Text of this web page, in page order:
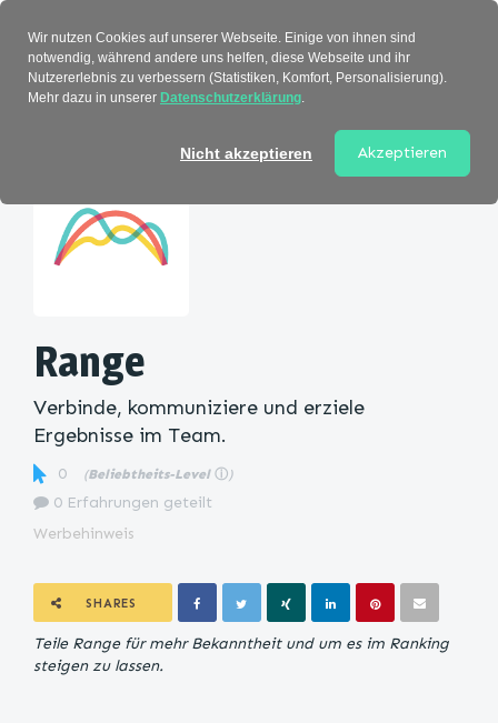
Range
Verbinde, kommuniziere und erziele
Ergebnisse im Team.
0 (Beliebtheits-Level ⓘ )
0 Erfahrungen geteilt
Werbehinweis
SHARES
Teile Range für mehr Bekanntheit und um es im Ranking
steigen zu lassen.
Wir nutzen Cookies auf unserer Webseite. Einige von ihnen sind
notwendig, während andere uns helfen, diese Webseite und ihr
Nutzererlebnis zu verbessern (Statistiken, Komfort, Personalisierung).
Mehr dazu in unserer Datenschutzerklärung.
Nicht akzeptieren Akzeptieren